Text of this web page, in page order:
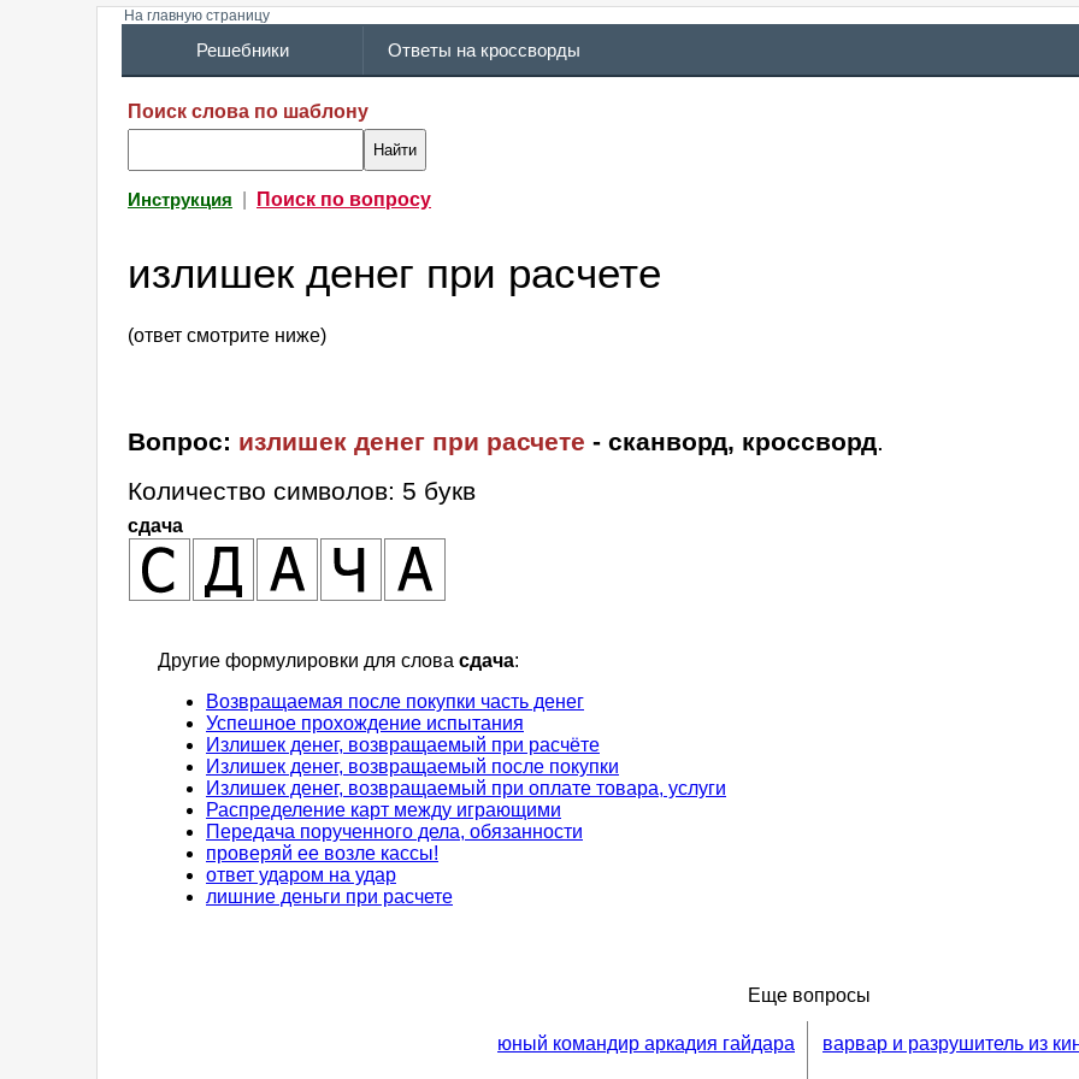
На главную страницу
Решебники Ответы на кроссворды
Поиск слова по шаблону
Инструкция Поиск по вопросу
излишек денег при расчете
(ответ смотрите ниже)
Вопрос: излишек денег при расчете - сканворд, кроссворд.
Количество символов: 5 букв
сдача
Другие формулировки для слова сдача:
Возвращаемая после покупки часть денег
Успешное прохождение испытания
Излишек денег, возвращаемый при расчёте
Излишек денег, возвращаемый после покупки
Излишек денег, возвращаемый при оплате товара, услуги
Распределение карт между играющими
Передача порученного дела, обязанности
проверяй ее возле кассы!
ответ ударом на удар
лишние деньги при расчете
Еще вопросы
юный командир аркадия гайдара варвар и разрушитель из